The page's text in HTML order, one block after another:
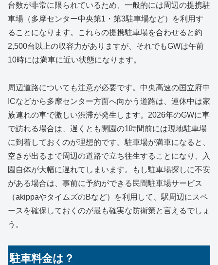
台数が非常に限られているため、一般的には周辺の提携駐
車場（多摩センター中央第1・第3駐車場など）を利用す
ることになります。これらの提携駐車場を合わせると約
2,500台以上の収容力がありますが、それでもGWは午前
10時には満車に近い状態になります。
周辺道路についても注意が必要です。中央高速の国立府中
ICなどから多摩センター方面へ向かう道路は、連休中は家
族連れの車で激しい渋滞が発生します。2026年のGWに車
で訪れる場合は、遅くとも開園の1時間前には現地駐車場
に到着しておくのが理想的です。駐車場が満車になると、
空きが出るまで周辺の道路で立ち往生することになり、入
園自体が大幅に遅れてしまいます。もし駐車場探しに不安
がある場合は、事前に予約ができる民間駐車場サービス
（akippaやタイムズのBなど）を利用して、駅周辺にスペ
ースを確保しておくのが最も確実な防衛策と言えるでしょ
う。
駐車料金は？